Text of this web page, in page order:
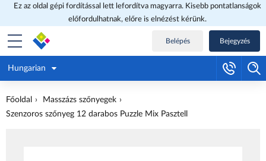
Ez az oldal gépi fordítással lett lefordítva magyarra. Kisebb pontatlanságok
előfordulhatnak, előre is elnézést kérünk.
Belépés Bejegyzés
Hungarian
Főoldal
Masszázs szőnyegek
Szenzoros szőnyeg 12 darabos Puzzle Mix Pasztell